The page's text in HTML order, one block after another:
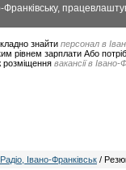
знайти персонал в
рівнем зарплати Або
розміщення вакансії в Івано-
Івано-Франківськ /